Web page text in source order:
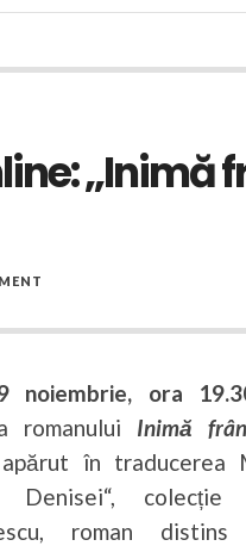
„Inimă
noiembrie, ora
romanului Inimă
în traducerea
Denisei“,
roman